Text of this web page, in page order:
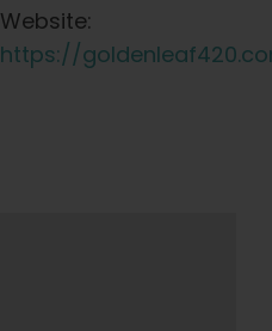
Website:
https://